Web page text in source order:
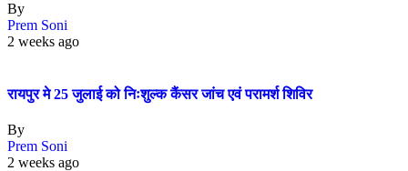
By
Prem Soni
2 weeks ago
रायपुर मे 25 जुलाई को निःशुल्क कैंसर जांच एवं परामर्श शिविर
By
Prem Soni
2 weeks ago